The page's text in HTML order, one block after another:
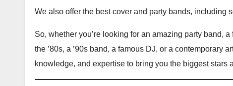
We also offer the best cover and party bands, including
So, whether you’re looking for an amazing party band,
the ’80s, a ’90s band, a famous DJ, or a
knowledge, and expertise to bring you the biggest stars